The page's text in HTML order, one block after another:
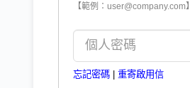
【範例：user@company.com】
忘記密碼 重寄啟用信